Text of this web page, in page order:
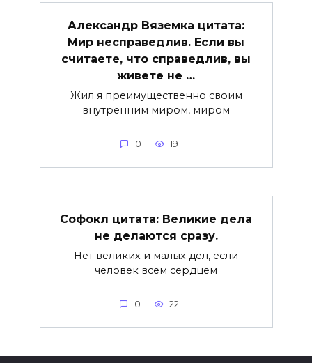
Александр Вяземка цитата:
Мир несправедлив. Если вы
считаете, что справедлив, вы
живете не …
Жил я преимущественно своим
внутренним миром, миром
0 19
Софокл цитата: Великие дела
не делаются сразу.
Нет великих и малых дел, если
человек всем сердцем
0 22